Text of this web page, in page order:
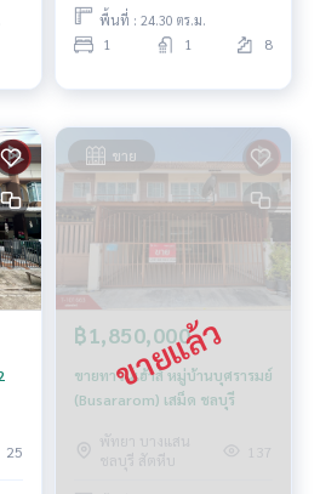
ากกว่า 3,000 รายการ
ด้วยความเป็นมืออาชีพ ใช้เทคโนโล
ค์ เพื่อส่งมอบบริการที่ดีที่สุดเพื่อคุณ ใ
สังหาริมทรัพย์
พื้นที่ : 24.30 ตร.ม.
1 1 8
25
ขาย
฿1,850,000
ขายทาวน์เฮ้าส์ หมู่บ้านบุศรารมย์
(Busararom) เสม็ด ชลบุรี
พัทยา บางแสน
ชลบุรี สัตหีบ
137